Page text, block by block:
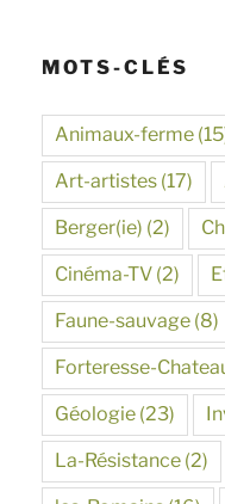
MOTS-CLÉS
Animaux-ferme
Art-artistes (17)
Berger(ie) (2)
Cinéma-TV (2)
Faune-sauvage (8)
Forteresse-
Géologie (23)
La-Résistance (2)